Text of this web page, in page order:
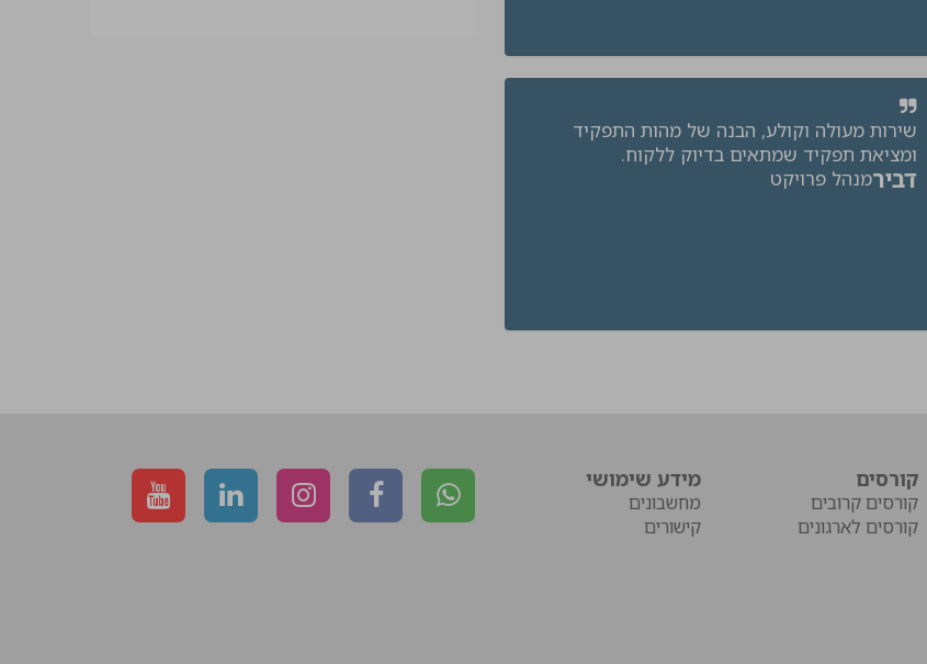
שירות מעולה וקולע, הבנה של מהות התפקיד
ומציאת תפקיד שמתאים בדיוק ללקוח.
דבירמנהל פרויקט
קורסים
קורסים קרובים
קורסים לארגונים
מידע שימושי
מחשבונים
קישורים